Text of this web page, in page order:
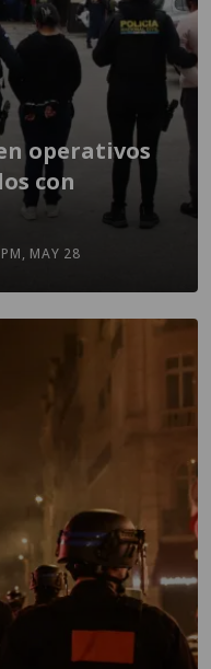
operativos
con
MAY 28